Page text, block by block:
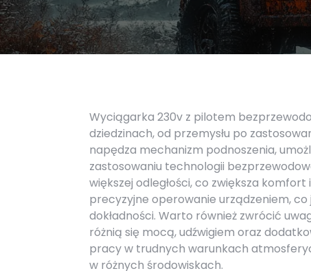
Wyciągarka 230v z pilotem
dziedzinach, od przemysłu po
napędza mechanizm podnoszenia,
zastosowaniu technologii
większej odległości, co zwiększa
precyzyjne operowanie urządzeniem,
dokładności. Warto również zwrócić
różnią się mocą, udźwigiem oraz
pracy w trudnych warunkach
w różnych środowiskach.